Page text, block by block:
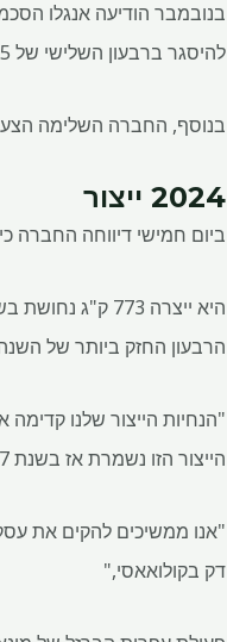
להיסגר ברבעון השלישי של 2025.
בנוסף, החברה השלימה
2024 ייצור
ביום חמישי דיווחה החברה
הרבעון החזק ביותר של
הייצור הזו נשמרת אז בשנת 2027," אמר מנכ"ל אנגלו דאנקן וואנבה.
"אנו ממשיכים להקים את
דק בקולואאסי,"